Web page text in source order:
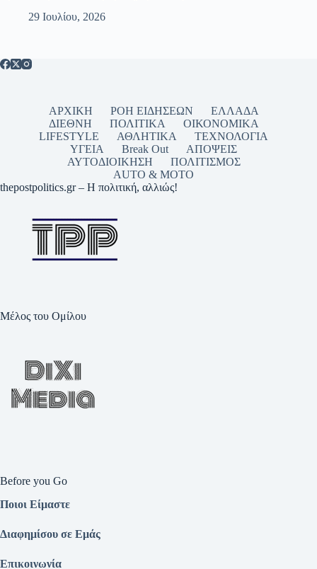
29 Ιουλίου, 2026
ΑΡΧΙΚΗ ΡΟΗ ΕΙΔΗΣΕΩΝ
ΕΛΛΑΔΑ
ΔΙΕΘΝΗ
ΠΟΛΙΤΙΚΑ
ΟΙΚΟΝΟΜΙΚΑ
LIFESTYLE
ΑΘΛΗΤΙΚΑ
ΤΕΧΝΟΛΟΓΙΑ
ΥΓΕΙΑ
Break Out
ΑΠΟΨΕΙΣ
ΑΥΤΟΔΙΟΙΚΗΣΗ
ΠΟΛΙΤΙΣΜΟΣ
AUTO & MOTO
thepostpolitics.gr – Η πολιτική, αλλιώς!
Μέλος του Ομίλου
Before you Go
Ποιοι Είμαστε
Διαφημίσου σε Εμάς
Επικοινωνία